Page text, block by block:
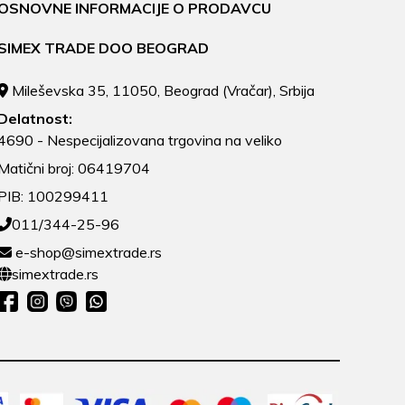
INFORMACIJE O PRODAVCU
TRADE DOO BEOGRAD
Mileševska 35, 11050, Beograd (Vračar), Srbija
- Nespecijalizovana trgovina na veliko
broj: 06419704
100299411
011/344-25-96
e-shop@simextrade.rs
simextrade.rs